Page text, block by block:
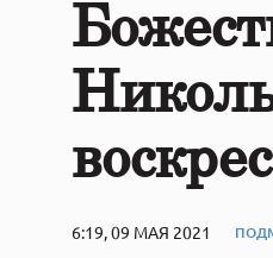
6:19, 09 МАЯ 2021